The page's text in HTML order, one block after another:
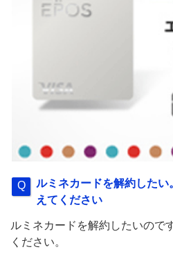
ルミネカードを解約した
えてください
ルミネカードを解約したいので
ください。